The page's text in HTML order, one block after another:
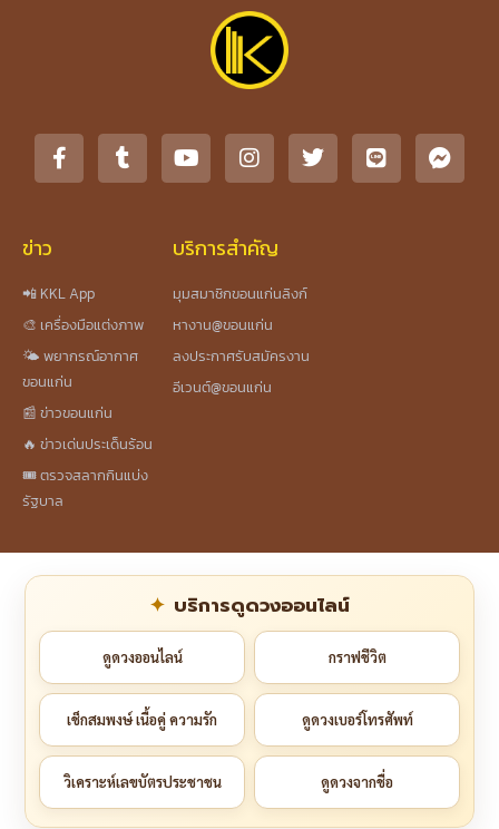
ข่าว
📲 KKL App
🎨 เครื่องมือแต่งภาพ
🌤️ พยากรณ์อากาศ
ขอนแก่น
📰 ข่าวขอนแก่น
🔥 ข่าวเด่นประเด็นร้อน
🎟️ ตรวจสลากกินแบ่ง
รัฐบาล
บริการสำคัญ
มุมสมาชิกขอนแก่นลิงก์
หางาน@ขอนแก่น
ลงประกาศรับสมัครงาน
อีเวนต์@ขอนแก่น
บริการดูดวงออนไลน์
ดูดวงออนไลน์ กราฟชีวิต
เช็กสมพงษ์ เนื้อคู่ ความรัก ดูดวงเบอร์โทรศัพท์
วิเคราะห์เลขบัตรประชาชน ดูดวงจากชื่อ